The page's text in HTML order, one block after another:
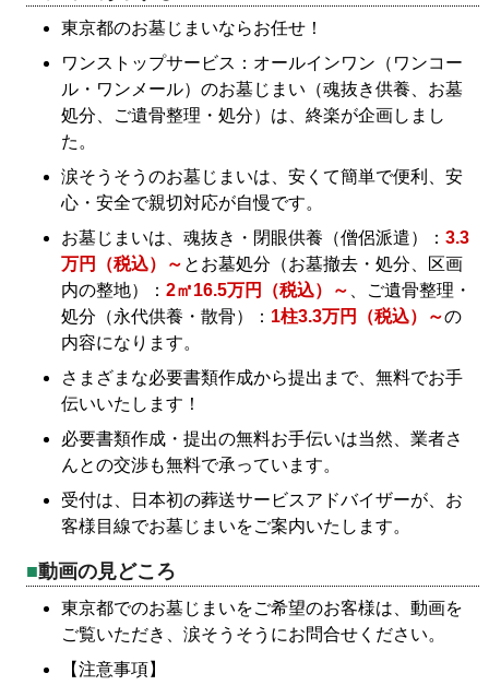
東京都のお墓じまいならお任せ！
ワンストップサービス：オールインワン（ワンコー
ル・ワンメール）のお墓じまい（魂抜き供養、お墓
処分、ご遺骨整理・処分）は、終楽が企画しまし
た。
涙そうそうのお墓じまいは、安くて簡単で便利、安
心・安全で親切対応が自慢です。
お墓じまいは、魂抜き・閉眼供養（僧侶派遣）：3.3
万円（税込）～ とお墓処分（お墓撤去・処分、区画
内の整地）：2㎡16.5万円（税込）～
、ご遺骨整理・
処分（永代供養・散骨）： 1柱3.3万円（税込）～の
内容になります。
さまざまな必要書類作成から提出まで、無料でお手
伝いいたします！
必要書類作成・提出の無料お手伝いは当然、業者さ
んとの交渉も無料で承っています。
受付は、日本初の葬送サービスアドバイザーが、お
客様目線でお墓じまいをご案内いたします。
動画の見どころ
東京都でのお墓じまいをご希望のお客様は、動画を
ご覧いただき、涙そうそうにお問合せください。
【注意事項】